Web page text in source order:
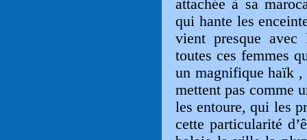
attachée à sa
qui hante les
vient presque
toutes ces femmes
un magnifique haïk ,
mettent pas comme
les entoure, qui les
cette particularité